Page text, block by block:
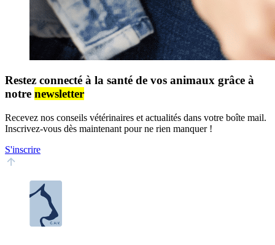
Restez connecté à la santé de vos animaux grâce à
notre newsletter
Recevez nos conseils vétérinaires et actualités dans votre boîte mail.
Inscrivez-vous dès maintenant pour ne rien manquer !
S'inscrire